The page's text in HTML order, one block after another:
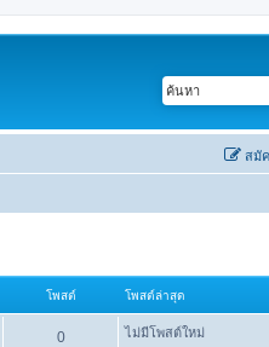
สมั
โพสต์ โพสต์ล่าสุด
0 ไม่มีโพสต์ใหม่